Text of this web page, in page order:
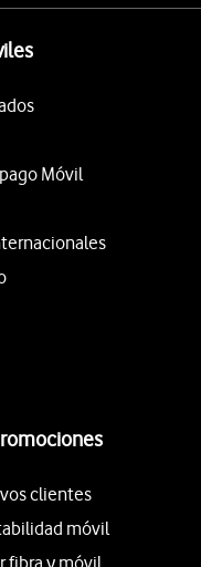
Móvil
clientes
móvil
fibra y móvil